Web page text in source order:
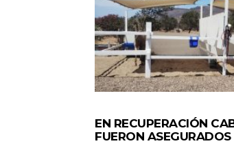
EN RECUPERACIÓN
FUERON ASEGURADOS